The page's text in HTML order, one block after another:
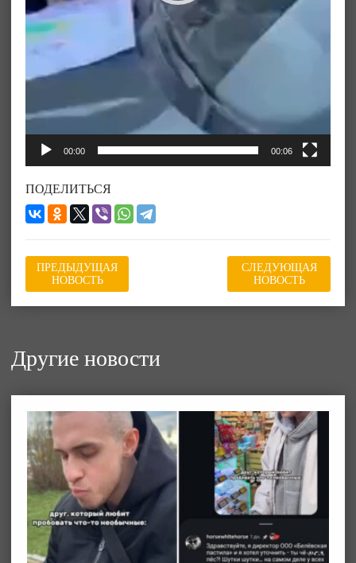
00:00 00:06
ПОДЕЛИТЬСЯ
ПРЕДЫДУЩАЯ
НОВОСТЬ
СЛЕДУЮЩАЯ
НОВОСТЬ
Другие новости